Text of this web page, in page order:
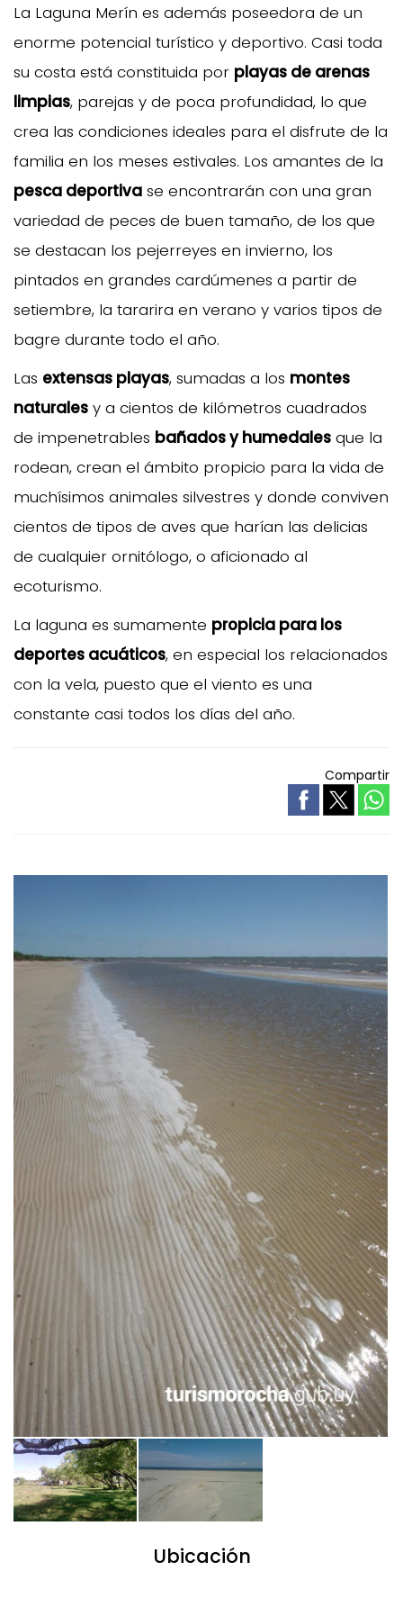
La Laguna Merín es además poseedora de un
enorme potencial turístico y deportivo. Casi toda
su costa está constituida por playas de arenas
limpias, parejas y de poca profundidad, lo que
crea las condiciones ideales para el disfrute de la
familia en los meses estivales. Los amantes de la
pesca deportiva se encontrarán con una gran
variedad de peces de buen tamaño, de los que
se destacan los pejerreyes en invierno, los
pintados en grandes cardúmenes a partir de
setiembre, la tararira en verano y varios tipos de
bagre durante todo el año.
Las extensas playas, sumadas a los montes
naturales y a cientos de kilómetros cuadrados
de impenetrables bañados y humedales que la
rodean, crean el ámbito propicio para la vida de
muchísimos animales silvestres y donde conviven
cientos de tipos de aves que harían las delicias
de cualquier ornitólogo, o aficionado al
ecoturismo.
La laguna es sumamente propicia para los
deportes acuáticos, en especial los relacionados
con la vela, puesto que el viento es una
constante casi todos los días del año.
Compartir
Ubicación